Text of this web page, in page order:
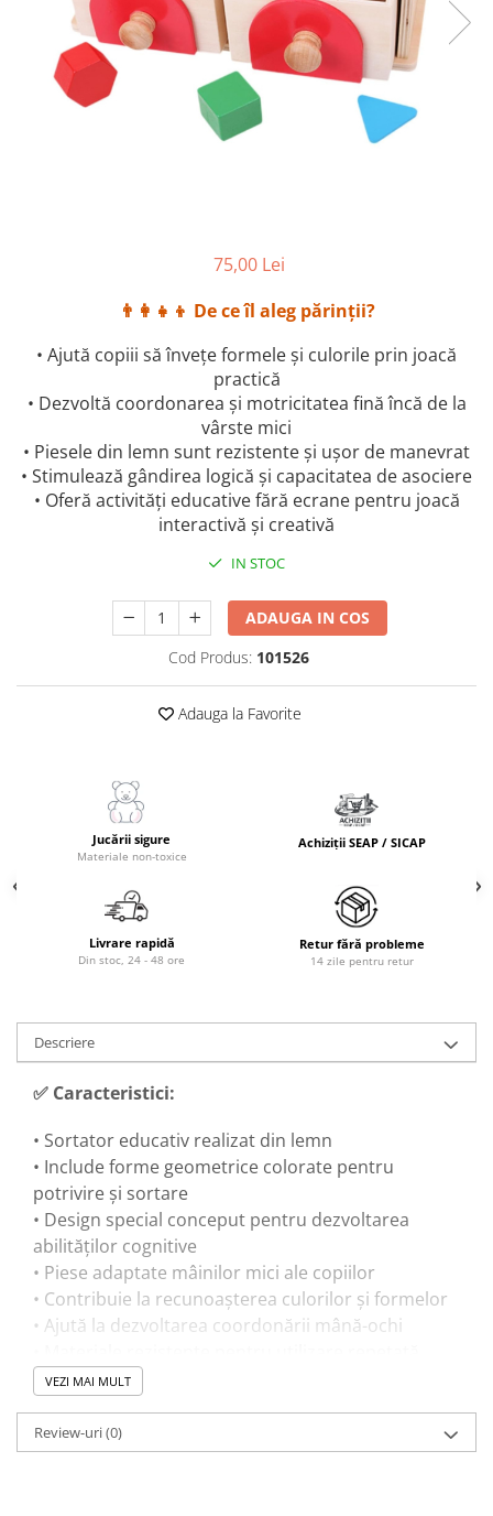
75,00 Lei
👨‍👩‍👧‍👦 De ce îl aleg părinții?
• Ajută copiii să învețe formele și culorile prin joacă
practică
• Dezvoltă coordonarea și motricitatea fină încă de la
vârste mici
• Piesele din lemn sunt rezistente și ușor de manevrat
• Stimulează gândirea logică și capacitatea de asociere
• Oferă activități educative fără ecrane pentru joacă
interactivă și creativă
IN STOC
ADAUGA IN COS
Cod Produs: 101526
Adauga la Favorite
Jucării sigure
Materiale non-toxice
Achiziții SEAP / SICAP
Livrare rapidă
Din stoc, 24 - 48 ore
Retur fără probleme
14 zile pentru retur
Descriere
✅ Caracteristici:
• Sortator educativ realizat din lemn
• Include forme geometrice colorate pentru
potrivire și sortare
• Design special conceput pentru dezvoltarea
abilităților cognitive
• Piese adaptate mâinilor mici ale copiilor
• Contribuie la recunoașterea culorilor și formelor
• Ajută la dezvoltarea coordonării mână-ochi
• Potrivit pentru activități individuale sau împreună
cu părinții
• Design colorat și atractiv pentru copii mici
VEZI MAI MULT
Review-uri(0)